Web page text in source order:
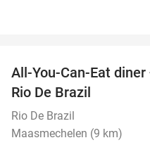
All-You-Can-Eat
Rio De Brazil
Rio De Brazil
Maasmechelen (9 km)